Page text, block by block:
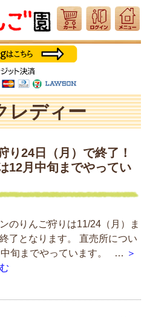
レディー
り24日（月）で終了！
12月中旬までやってい
のりんご狩りは11/24（月）ま
了となります。 直売所につい
中旬までやっています。 … ＞